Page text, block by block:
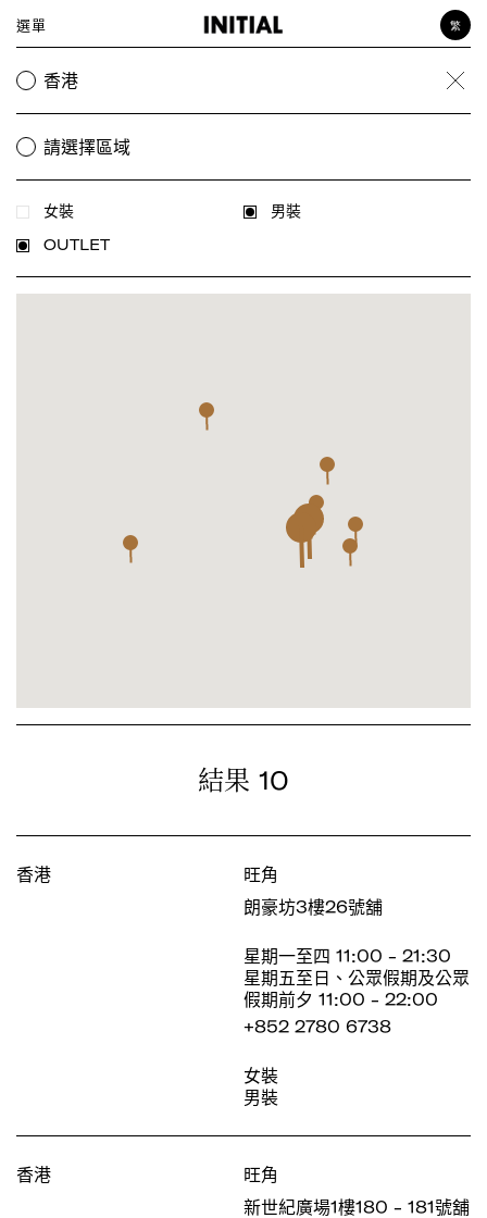
選單 繁
女裝香港 Clear
請選擇區域
女裝
男裝
OUTLET
結果 10
香港
旺角
朗豪坊3樓26號舖
星期一至四 11:00 - 21:30
星期五至日、公眾假期及公眾
假期前夕 11:00 - 22:00
+852 2780 6738
女裝
男裝
香港
旺角
新世紀廣場1樓180 - 181號舖